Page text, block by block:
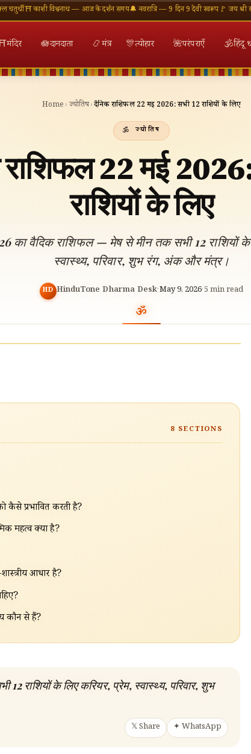
विश्वनाथ — आज के दर्शन समय🔔 नवरात्रि — 9 दिन 9 देवी स्वरूप🚩 जय श्री राम — राम
मंदिर 🪷दानदाता 📿मंत्र 🎊त्योहार 🌺परंपराएँ 🕉हिंदू
Home › ज्योतिष›दैनिक राशिफल 22 मई 2026: सभी 12 राशियों के लिए
ज्योतिष
22 मई
राशियों के लिए
का वैदिक राशिफल — मेष से मीन तक सभी 12 राशियों
स्वास्थ्य, परिवार, शुभ रंग, अंक और मंत्र।
HD HinduTone Dharma Desk·May 9, 2026·5 min read
8 SECTIONS
कैसे प्रभावित करती है?
महत्व क्या है?
आधार है?
कौन से हैं?
राशियों के लिए करियर, प्रेम, स्वास्थ्य, परिवार, शुभ
𝕏 Share ✦ WhatsApp